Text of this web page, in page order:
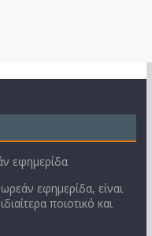
εφημερίδα
εφημερίδα, είναι
ποιοτικό και